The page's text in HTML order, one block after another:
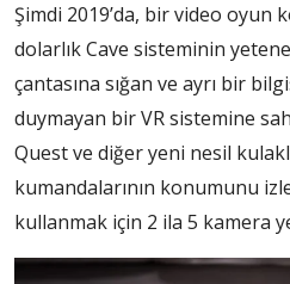
Şimdi 2019’da, bir video oyun
dolarlık Cave sisteminin
çantasına sığan ve ayrı bir
duymayan bir VR sistemine
Quest ve diğer yeni nesil
kumandalarının konumunu
kullanmak için 2 ila 5 kamera